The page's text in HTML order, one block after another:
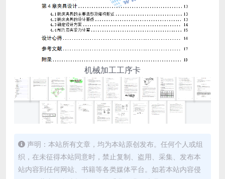
机械加工工序卡
声明：本站所有文章，均为本站原创发布。任何个人或组
织，在未征得本站同意时，禁止复制、盗用、采集、发布本
站内容到任何网站、书籍等各类媒体平台。如若本站内容侵